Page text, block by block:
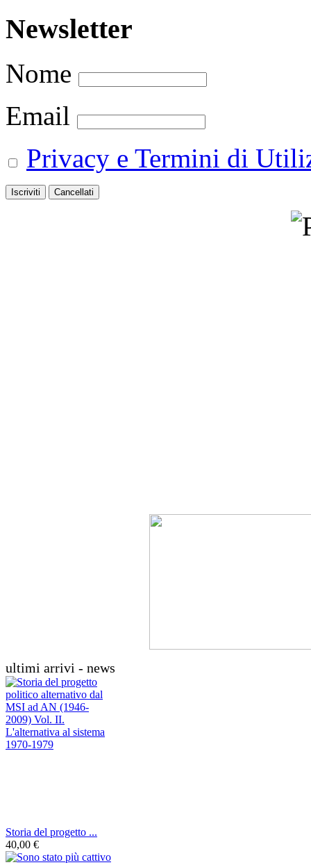
Newsletter
Nome
Email
Privacy e Termini di
ultimi arrivi - news
Storia del progetto ...
40,00 €